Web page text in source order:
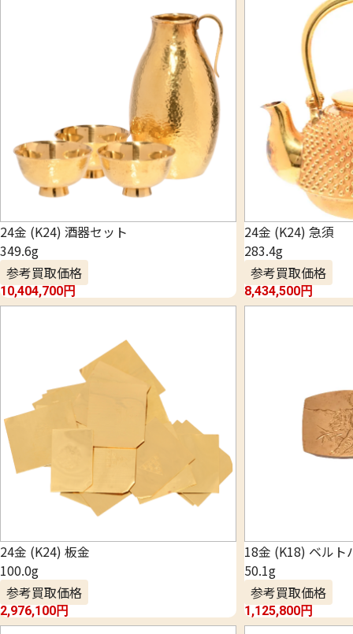
24金 (K24) 酒器セット
349.6g
参考買取価格
10,404,700円
24金 (K24) 急須
283.4g
参考買取価格
8,434,500円
24金 (K24) 板金
100.0g
参考買取価格
2,976,100円
18金 (K18) ベルト
50.1g
参考買取価格
1,125,800円